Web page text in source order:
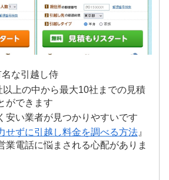
な引越し侍
上の中から最大10社までの見積
ができます
安い業者が見つかりやすいです
せずに引越し料金を調べる方法』
業電話に悩まされる心配がありま